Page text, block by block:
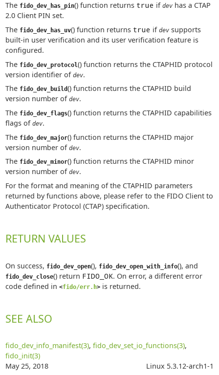
The fido_dev_has_pin() function returns true if devhas a CTAP
2.0 Client PIN set.
The fido_dev_has_uv() function returns true if devsupports
built-in user verification and its user verification feature is
configured.
The fido_dev_protocol() function returns the CTAPHID protocol
version identifier of dev.
The fido_dev_build() function returns the CTAPHID build
version number of dev.
The fido_dev_flags() function returns the CTAPHID capabilities
flags of dev.
The fido_dev_major() function returns the CTAPHID major
version number of dev.
The fido_dev_minor() function returns the CTAPHID minor
version number of dev.
For the format and meaning of the CTAPHID parameters
returned by functions above, please refer to the FIDO Client to
Authenticator Protocol (CTAP) specification.
RETURN VALUES
On success, fido_dev_open(), fido_dev_open_with_info(), and
fido_dev_close() return FIDO_OK. On error, a different error
code defined in <fido/err.h>is returned.
SEE ALSO
fido_dev_info_manifest(3), fido_dev_set_io_functions(3),
fido_init(3)
May 25, 2018
Linux 5.3.12-arch1-1